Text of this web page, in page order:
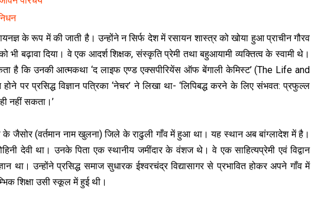
के रूप में की जाती है। उन्‍होंने न सिर्फ देश में रसायन शास्‍त्र को खोया हुआ प्राचीन गौरव
भी बढ़ावा दिया। वे एक आदर्श शिक्षक, संस्‍कृति प्रेमी तथा बहुआयामी व्‍यक्तित्‍व के स्‍वामी थे।
है कि उनकी आत्मकथा ‘द लाइफ एण्ड एक्सपीरियेंस ऑफ बेंगाली केमिस्ट’ (The Life and
प्रसिद्ध विज्ञान पत्रिका ‘नेचर’ ने लिखा था- ‘लिपिबद्ध करने के लिए संभवत: प्रफुल्ल
नहीं सकता।’
जैसोर (वर्तमान नाम खुलना) जिले के राढुली गाँव में हुआ था। यह स्थान अब बांग्लादेश में है।
देवी था। उनके पिता एक स्‍थानीय जमींदार के वंशज थे। वे एक साहित्‍यप्रेमी एवं विद्वान
था। उन्‍होंने प्रसिद्ध समाज सुधारक ईश्‍वरचंद्र विद्यासागर से प्रभावित होकर अपने गाँव में
शिक्षा उसी स्‍कूल में हुई थी।